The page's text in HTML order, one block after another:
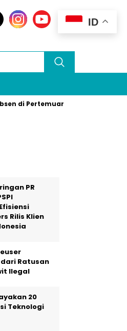
Puncak Rio
PR
Rilis Klien
Ratusan
Ilegal
20
Teknologi
ID